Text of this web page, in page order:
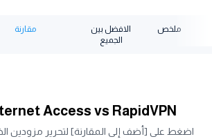
ملخص
الافضل بين
الجميع
مقارنة
Access vs RapidVPN
اضغط على [أضف إلى المقارنة] لتحرير مزودين